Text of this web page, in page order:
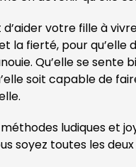
votre fille à
la fierté, pour qu’elle
Qu’elle se sente
soit capable de
méthodes ludiques et
soyez toutes les